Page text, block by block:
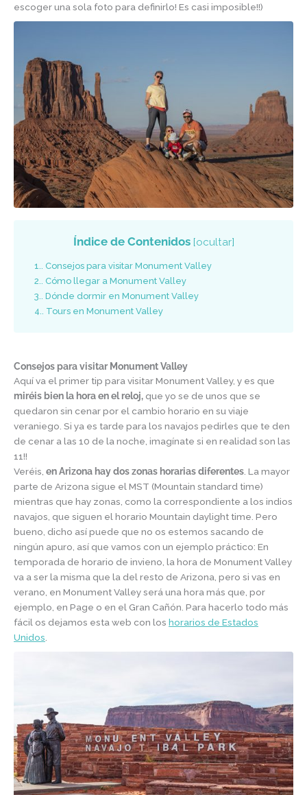
escoger una sola foto para definirlo! Es casi imposible!!)
Índice de Contenidos [ocultar]
1.
Consejos para visitar Monument Valley
2.
Cómo llegar a Monument Valley
3.
Dónde dormir en Monument Valley
4.
Tours en Monument Valley
Consejos para visitar Monument Valley
Aquí va el primer tip para visitar Monument Valley, y es que
miréis bien la hora en el reloj, que yo se de unos que se
quedaron sin cenar por el cambio horario en su viaje
veraniego. Si ya es tarde para los navajos pedirles que te den
de cenar a las 10 de la noche, imagínate si en realidad son las
11!!
Veréis, en Arizona hay dos zonas horarias diferentes . La mayor
parte de Arizona sigue el MST (Mountain standard time)
mientras que hay zonas, como la correspondiente a los indios
navajos, que siguen el horario Mountain daylight time. Pero
bueno, dicho así puede que no os estemos sacando de
ningún apuro, así que vamos con un ejemplo práctico: En
temporada de horario de invieno, la hora de Monument Valley
va a ser la misma que la del resto de Arizona, pero si vas en
verano, en Monument Valley será una hora más que, por
ejemplo, en Page o en el Gran Cañón. Para hacerlo todo más
fácil os dejamos esta web con los horarios de Estados
Unidos